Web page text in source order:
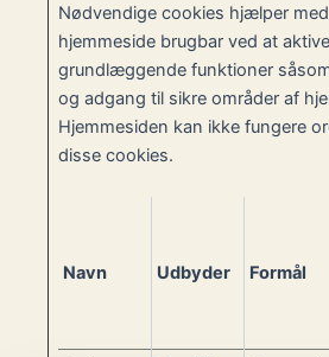
Nødvendige cookies hjælper
hjemmeside brugbar ved at
grundlæggende funktioner
og adgang til sikre områder af
Hjemmesiden kan ikke fungere
disse cookies.
Navn Udbyder Formål